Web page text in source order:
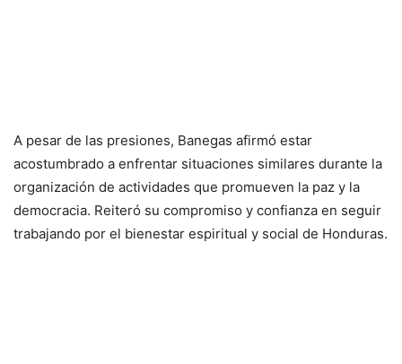
A pesar de las presiones, Banegas afirmó estar
acostumbrado a enfrentar situaciones similares durante la
organización de actividades que promueven la paz y la
democracia. Reiteró su compromiso y confianza en seguir
trabajando por el bienestar espiritual y social de Honduras.